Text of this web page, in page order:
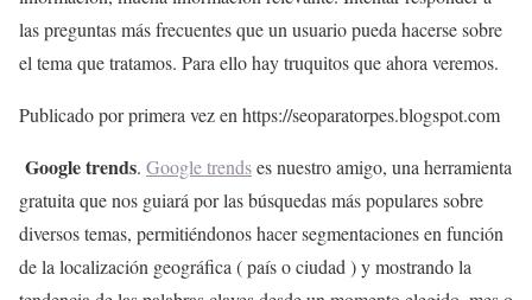
las preguntas más frecuentes que un usuario pueda hacerse sobre
el tema que tratamos. Para ello hay truquitos que ahora veremos.
Publicado por primera vez en https://seoparatorpes.blogspot.com
Google trends. Google trendses nuestro amigo, una herramienta
gratuita que nos guiará por las búsquedas más populares sobre
diversos temas, permitiéndonos hacer segmentaciones en función
de la localización geográfica ( país o ciudad ) y mostrando la